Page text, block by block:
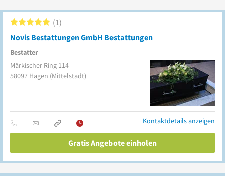
Novis Bestattungen GmbH Bestattungen
Bestatter
1
Märkischer Ring 114
58097 Hagen (Mittelstadt)
Kontaktdetails anzeigen
Gratis Angebote einholen